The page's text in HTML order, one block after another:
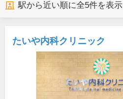
駅から近い順に全5件を表示
たいや内科クリニック